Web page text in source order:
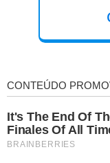
bairro de Los
preto que
destinada a
única ocupante
autoridades.